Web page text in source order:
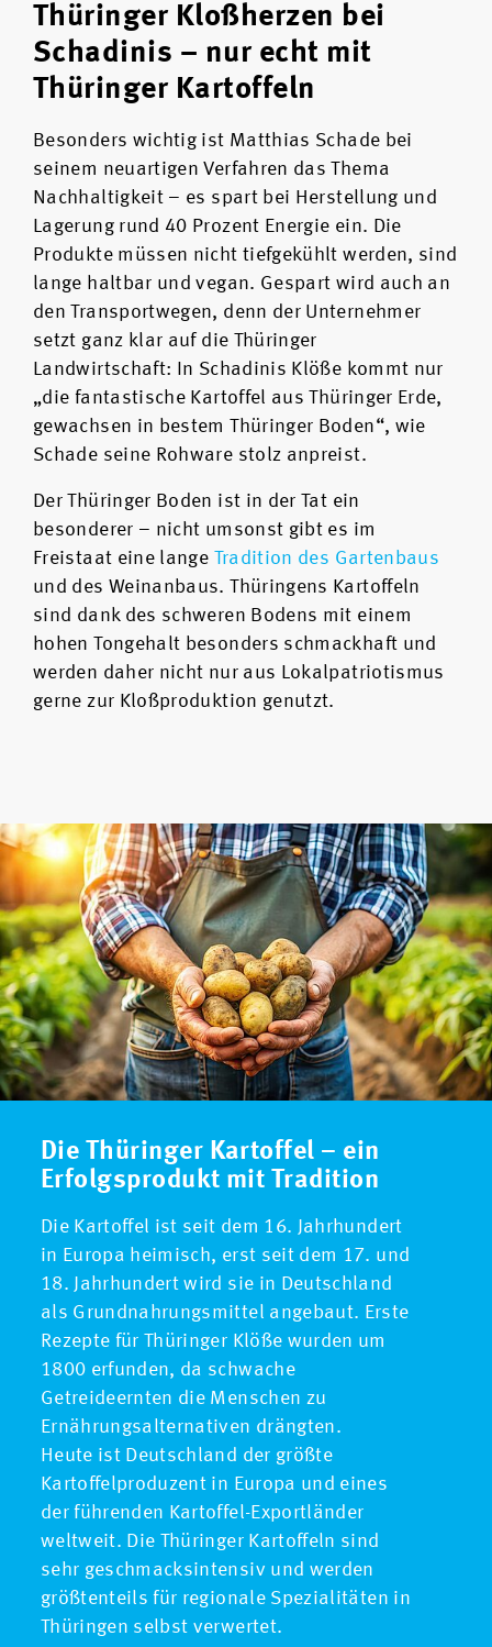
Thüringer Kloßherzen bei
Schadinis – nur echt mit
Thüringer Kartoffeln
Besonders wichtig ist Matthias Schade bei
seinem neuartigen Verfahren das Thema
Nachhaltigkeit – es spart bei Herstellung und
Lagerung rund 40 Prozent Energie ein. Die
Produkte müssen nicht tiefgekühlt werden, sind
lange haltbar und vegan. Gespart wird auch an
den Transportwegen, denn der Unternehmer
setzt ganz klar auf die Thüringer
Landwirtschaft: In Schadinis Klöße kommt nur
„die fantastische Kartoffel aus Thüringer Erde,
gewachsen in bestem Thüringer Boden“, wie
Schade seine Rohware stolz anpreist.
Der Thüringer Boden ist in der Tat ein
besonderer – nicht umsonst gibt es im
Freistaat eine lange Tradition des Gartenbaus
und des Weinanbaus. Thüringens Kartoffeln
sind dank des schweren Bodens mit einem
hohen Tongehalt besonders schmackhaft und
werden daher nicht nur aus Lokalpatriotismus
gerne zur Kloßproduktion genutzt.
Die Thüringer Kartoffel – ein
Erfolgsprodukt mit Tradition
Die Kartoffel ist seit dem 16. Jahrhundert
in Europa heimisch, erst seit dem 17. und
18. Jahrhundert wird sie in Deutschland
als Grundnahrungsmittel angebaut. Erste
Rezepte für Thüringer Klöße wurden um
1800 erfunden, da schwache
Getreideernten die Menschen zu
Ernährungsalternativen drängten.
Heute ist Deutschland der größte
Kartoffelproduzent in Europa und eines
der führenden Kartoffel-Exportländer
weltweit. Die Thüringer Kartoffeln sind
sehr geschmacksintensiv und werden
größtenteils für regionale Spezialitäten in
Thüringen selbst verwertet.